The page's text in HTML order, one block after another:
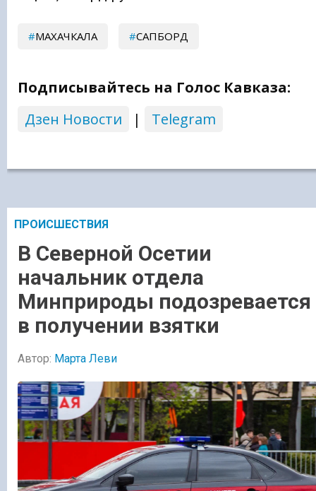
МАХАЧКАЛА САПБОРД
Подписывайтесь на Голос Кавказа:
Дзен Новости
| Telegram
ПРОИСШЕСТВИЯ
В Северной Осетии
начальник отдела
Минприроды подозревается
в получении взятки
Автор: Марта Леви